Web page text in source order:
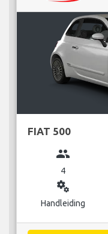
FIAT 500
group
4
miscellaneous_services
Handleiding